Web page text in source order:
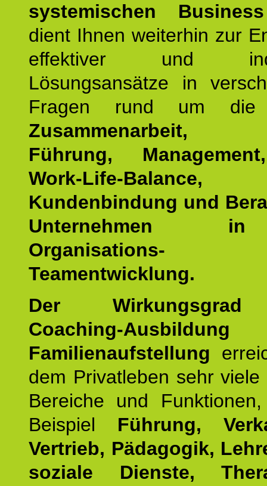
systemischen
dient Ihnen weiterhin zur
effektiver und
Lösungsansätze in
Fragen rund um die
Zusammenarbeit,
Führung,
Work-Life-Balance,
Kundenbindung und
Unternehmen
Teamentwicklung.
Der
Coaching-Ausbildung
Familienaufstellung
dem Privatleben sehr viele
Bereiche und
Beispiel Führung,
Vertrieb, Pädagogik,
soziale Dienste,